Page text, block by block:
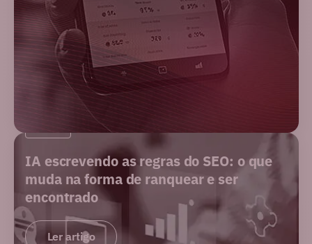
IA escrevendo as regras do SEO: o que
muda na forma de ranquear e ser
encontrado
Ler artigo